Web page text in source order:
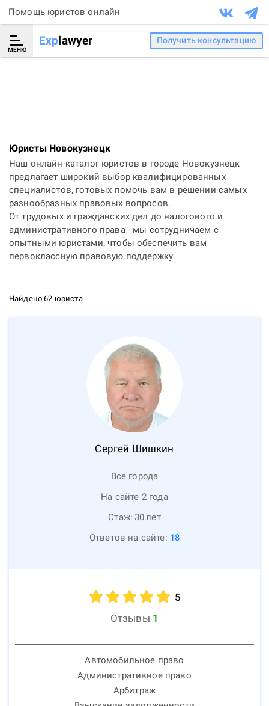
Помощь юристов онлайн
МЕНЮ
Explawyer Получить консультацию
Юристы Новокузнецк
Наш онлайн-каталог юристов в городе Новокузнецк
предлагает широкий выбор квалифицированных
специалистов, готовых помочь вам в решении самых
разнообразных правовых вопросов.
От трудовых и гражданских дел до налогового и
административного права - мы сотрудничаем с
опытными юристами, чтобы обеспечить вам
первоклассную правовую поддержку.
Найдено 62 юриста
Сергей Шишкин
Все города
На сайте 2 года
Стаж: 30лет
Ответов на сайте: 18
5
Отзывы 1
Автомобильное право
Административное право
Арбитраж